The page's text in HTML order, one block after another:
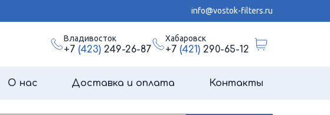
info@vostok-filters.ru
Владивосток
+7 (423)249-26-87
Хабаровск
+7 (421)290-65-12
О нас Доставка и оплата Контакты